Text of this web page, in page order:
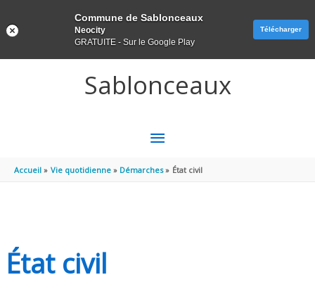
Sablonceaux
MENU
PRINCIPAL
Accueil Vie quotidienne Démarches État civil
État civil
Commune de Sablonceaux
Neocity
GRATUITE - Sur le Google Play
Télécharger